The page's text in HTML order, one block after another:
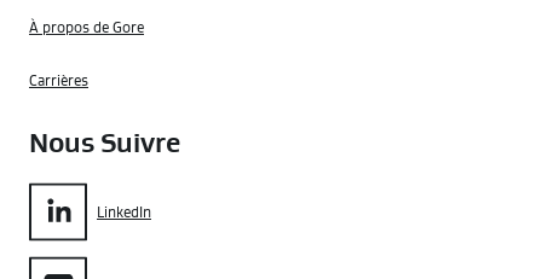
À propos de Gore
Carrières
Nous Suivre
LinkedIn